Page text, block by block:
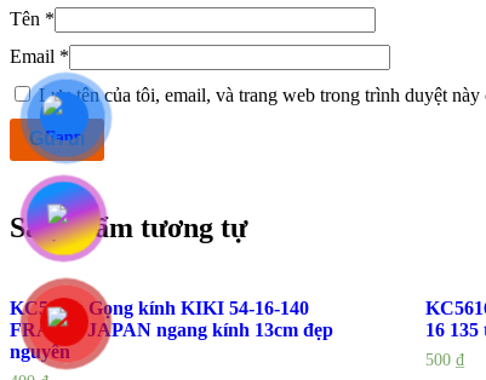
Tên *
Email *
Lưu tên của tôi, email, và trang web trong trình duyệt
Sản phẩm tương tự
KC5974: Gọng kính KIKI 54-16-140
FRAME JAPAN ngang kính 13cm đẹp
nguyên
16
500₫